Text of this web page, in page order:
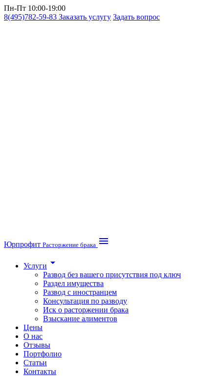
Пн-Пт 10:00-19:00
8(495)782-59-83 Заказать услугу Задать вопрос
Юрпрофит Расторжение брака menu
Услуги arrow_drop_down
Развод без вашего присутствия под ключ
Раздел имущества
Развод с иностранцем
Консультация по разводу
Иск о расторжении брака
Взыскание алиментов
Цены
О нас
Отзывы
Портфолио
Статьи
Контакты